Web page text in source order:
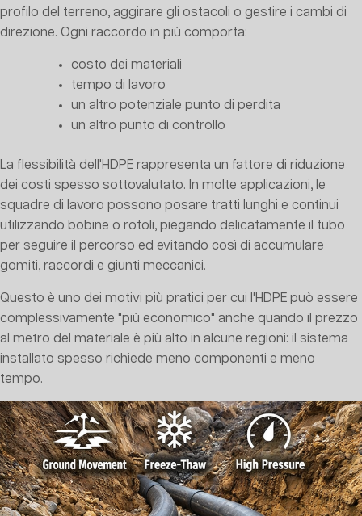
profilo del terreno, aggirare gli ostacoli o gestire i cambi di
direzione. Ogni raccordo in più comporta:
costo dei materiali
tempo di lavoro
un altro potenziale punto di perdita
un altro punto di controllo
La flessibilità dell'HDPE rappresenta un fattore di riduzione
dei costi spesso sottovalutato. In molte applicazioni, le
squadre di lavoro possono posare tratti lunghi e continui
utilizzando bobine o rotoli, piegando delicatamente il tubo
per seguire il percorso ed evitando così di accumulare
gomiti, raccordi e giunti meccanici.
Questo è uno dei motivi più pratici per cui l'HDPE può essere
complessivamente "più economico" anche quando il prezzo
al metro del materiale è più alto in alcune regioni: il sistema
installato spesso richiede meno componenti e meno
tempo.